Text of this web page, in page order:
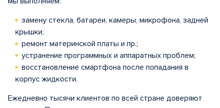
замену стекла, батареи, камеры, микрофона, задней
крышки;
ремонт материнской платы и пр.;
устранение программных и аппаратных проблем;
восстановление смартфона после попадания в
корпус жидкости.
Ежедневно тысячи клиентов по всей стране доверяют